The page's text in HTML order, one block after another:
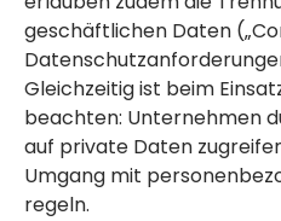
geschäftlichen Daten
Gleichzeitig ist beim
beachten: Unternehmen
auf private Daten
Umgang mit
regeln.